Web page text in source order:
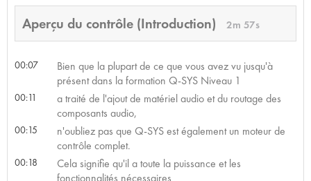
Aperçu du contrôle (Introduction) 2m 57s
00:07
Bien que la plupart de ce que vous avez vu jusqu'à
présent dans la formation Q-SYS Niveau 1
00:11
a traité de l'ajout de matériel audio et du routage des
composants audio,
00:15
n'oubliez pas que Q-SYS est également un moteur de
contrôle complet.
00:18
Cela signifie qu'il a toute la puissance et les
fonctionnalités nécessaires